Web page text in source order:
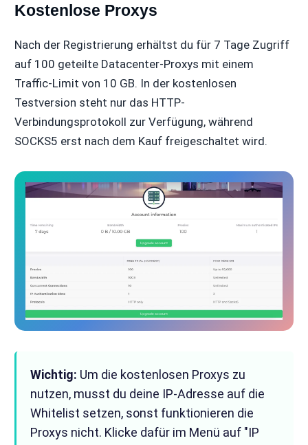
Kostenlose Proxys
Nach der Registrierung erhältst du für 7 Tage Zugriff
auf 100 geteilte Datacenter-Proxys mit einem
Traffic-Limit von 10 GB. In der kostenlosen
Testversion steht nur das HTTP-
Verbindungsprotokoll zur Verfügung, während
SOCKS5 erst nach dem Kauf freigeschaltet wird.
Wichtig: Um die kostenlosen Proxys zu
nutzen, musst du deine IP-Adresse auf die
Whitelist setzen, sonst funktionieren die
Proxys nicht. Klicke dafür im Menü auf "IP